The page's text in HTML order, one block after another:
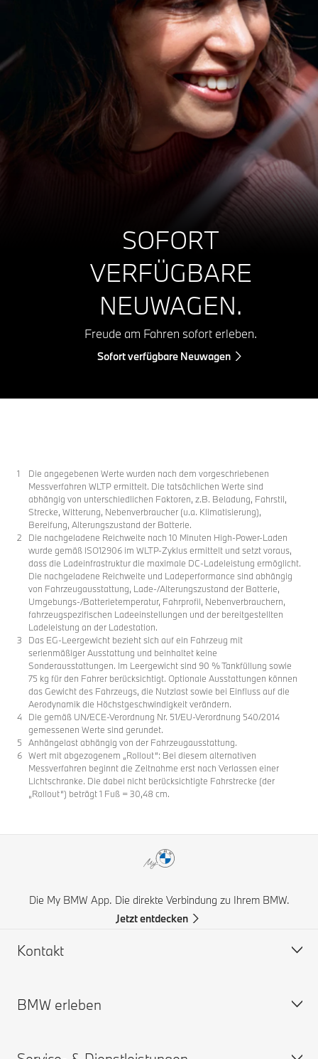
SOFORT
VERFÜGBARE
NEUWAGEN.
Freude am Fahren sofort erleben.
Sofort verfügbare Neuwagen
Die angegebenen Werte wurden nach dem vorgeschriebenen
Messverfahren WLTP ermittelt. Die tatsächlichen Werte sind
abhängig von unterschiedlichen Faktoren, z.B. Beladung, Fahrstil,
Strecke, Witterung, Nebenverbraucher (u.a. Klimatisierung),
Bereifung, Alterungszustand der Batterie.
Die nachgeladene Reichweite nach 10 Minuten High-Power-Laden
wurde gemäß ISO12906 im WLTP-Zyklus ermittelt und setzt voraus,
dass die Ladeinfrastruktur die maximale DC-Ladeleistung ermöglicht.
Die nachgeladene Reichweite und Ladeperformance sind abhängig
von Fahrzeugausstattung, Lade-/Alterungszustand der Batterie,
Umgebungs-/Batterietemperatur, Fahrprofil, Nebenverbrauchern,
fahrzeugspezifischen Ladeeinstellungen und der bereitgestellten
Ladeleistung an der Ladestation.
Das EG-Leergewicht bezieht sich auf ein Fahrzeug mit
serienmäßiger Ausstattung und beinhaltet keine
Sonderausstattungen. Im Leergewicht sind 90 % Tankfüllung sowie
75 kg für den Fahrer berücksichtigt. Optionale Ausstattungen können
das Gewicht des Fahrzeugs, die Nutzlast sowie bei Einfluss auf die
Aerodynamik die Höchstgeschwindigkeit verändern.
Die gemäß UN/ECE-Verordnung Nr. 51/EU-Verordnung 540/2014
gemessenen Werte sind gerundet.
Anhängelast abhängig von der Fahrzeugausstattung.
Wert mit abgezogenem „Rollout“: Bei diesem alternativen
Messverfahren beginnt die Zeitnahme erst nach Verlassen einer
Lichtschranke. Die dabei nicht berücksichtigte Fahrstrecke (der
„Rollout“) beträgt 1 Fuß = 30,48 cm.
Die My BMW App. Die direkte Verbindung zu Ihrem BMW.
Jetzt entdecken
Kontakt
Hilfe & Kontakt
BMW Partner finden
BMW erleben
BMW Karriere